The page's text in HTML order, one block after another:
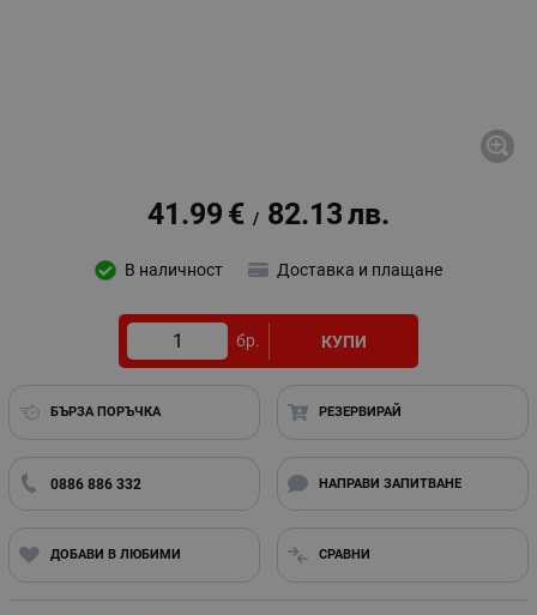
41.99 € / 82.13лв.
В наличност Доставка и плащане
бр. КУПИ
БЪРЗА ПОРЪЧКА РЕЗЕРВИРАЙ
0886 886 332 НАПРАВИ ЗАПИТВАНЕ
ДОБАВИ В ЛЮБИМИ СРАВНИ